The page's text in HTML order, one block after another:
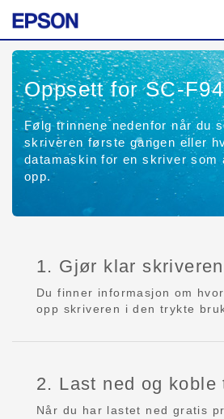
Oppsett for SC-
Følg trinnene nedenfor når du
skriveren første gangen eller
datamaskin for en skriver som
opp.
1. Gjør klar skriveren
Du finner informasjon om
opp skriveren i den trykte
2. Last ned og koble
Når du har lastet ned gratis